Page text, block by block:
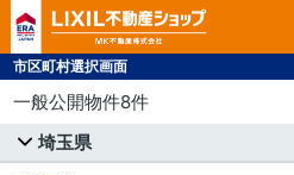
市区町村選択画面
一般公開物件8件
埼玉県